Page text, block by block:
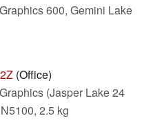
600, Gemini Lake
(Office)
(Jasper Lake 24
2.5 kg